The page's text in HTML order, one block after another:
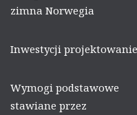
zimna Norwegia
Inwestycji projektowanie
Wymogi podstawowe
stawiane przez